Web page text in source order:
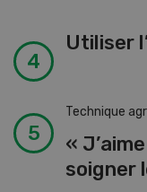
Utiliser
Technique
«
soigner